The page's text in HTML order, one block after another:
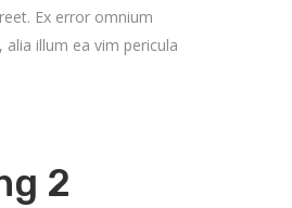
Ex error omnium
illum ea vim pericula
2